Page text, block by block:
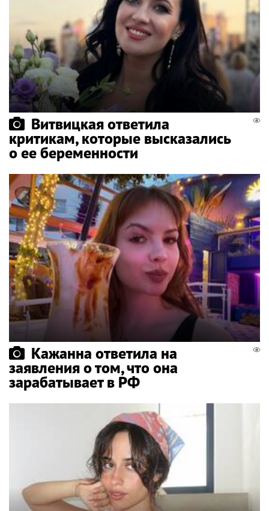
Витвицкая ответила
критикам, которые высказались
о ее беременности
Кажанна ответила на
заявления о том, что она
зарабатывает в РФ